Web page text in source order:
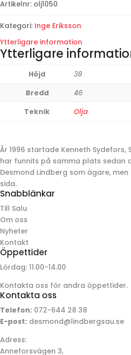
Artikelnr: olj1050
Kategori: Inge Eriksson
Ytterligare information
Ytterligare
Höjd
38
Bredd
46
Teknik
Olja
År 1996 startade Kenneth Sydefors,
har funnits på samma plats sedan
Desmond Lindberg som ägare, men
sida.
Snabblänkar
Till Salu
Om oss
Nyheter
Kontakt
Öppettider
Lördag: 11.00-14.00
Kontakta oss för andra öppettider.
Kontakta oss
Telefon: 072-644 28 38
E-post: desmond@lindbergsau.se
Adress:
Anneforsvägen 3,